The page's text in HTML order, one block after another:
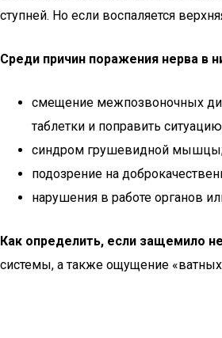
ступней. Но если воспаляется
Среди причин поражения нерва в
смещение межпозвоночных
таблетки и поправить
синдром грушевидной
подозрение на
нарушения в работе органов
Как определить, если защемило
системы, а также ощущение